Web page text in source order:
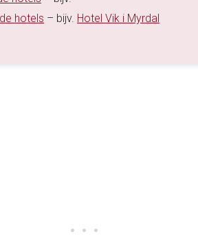
hotels – bijv. Hotel Vik i Myrdal